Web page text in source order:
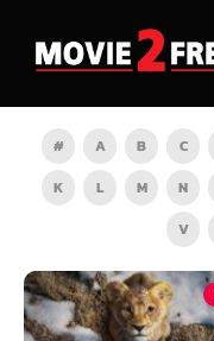
# A B C
K
L M N
V
HD